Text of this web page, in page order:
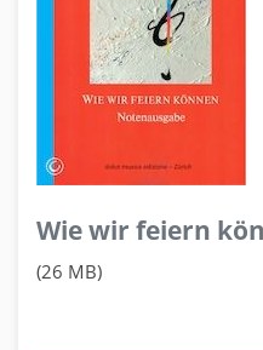
Wie wir feiern
(26 MB)